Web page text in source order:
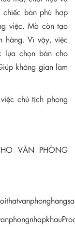
bàn phù hợp
việc. Mà còn tạo
hàng. Vì vậy, việc
lựa chọn bàn cho
không gian làm
chủ tịch phong
VĂN PHÒNG